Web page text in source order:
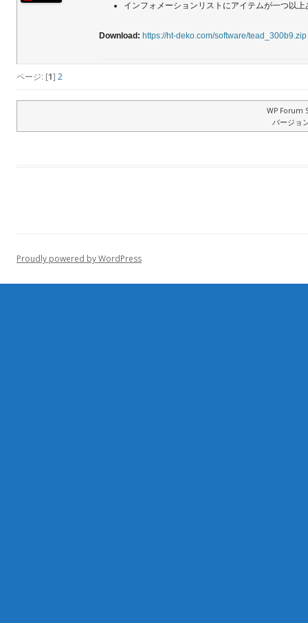
インフォメーションリストにアイテムが一つ以
Download: https://ht-deko.com/software/tead_300b9.zip
ページ: [1] 2
WP Forum
バージョ
Proudly powered by WordPress